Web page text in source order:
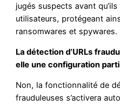
jugés suspects avant qu’ils
utilisateurs, protégeant
ransomwares et spywares.
La détection d’URLs
elle une configuration
Non, la fonctionnalité de
frauduleuses s’activera